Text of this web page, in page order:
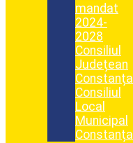
mandat
2024-
2028
Consiliul
Județean
Constanța
Consiliul
Local
Municipal
Constanța